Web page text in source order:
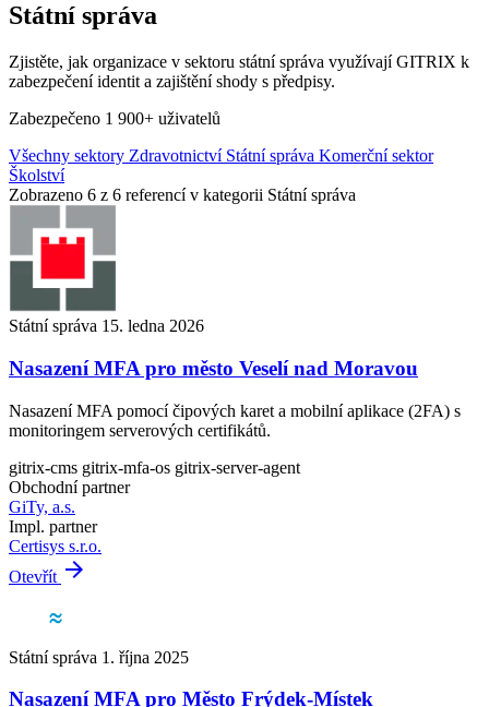
Státní správa
Zjistěte, jak organizace v sektoru státní správa využívají GITRIX k
zabezpečení identit a zajištění shody s předpisy.
Zabezpečeno 1 900+ uživatelů
Všechny sektory Zdravotnictví Státní správa Komerční sektor
Školství
Zobrazeno 6 z 6 referencí v kategorii Státní správa
Státní správa 15. ledna 2026
Nasazení MFA pro město Veselí nad Moravou
Nasazení MFA pomocí čipových karet a mobilní aplikace (2FA) s
monitoringem serverových certifikátů.
gitrix-cms gitrix-mfa-os gitrix-server-agent
Obchodní partner
GiTy, a.s.
Impl. partner
Certisys s.r.o.
Otevřít arrow_forward
Státní správa 1. října 2025
Nasazení MFA pro Město Frýdek-Místek